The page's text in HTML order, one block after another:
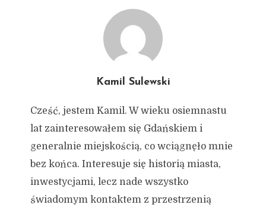
Kamil Sulewski
Cześć, jestem Kamil. W wieku osiemnastu
lat zainteresowałem się Gdańskiem i
generalnie miejskością, co wciągnęło mnie
bez końca. Interesuje się historią miasta,
inwestycjami, lecz nade wszystko
świadomym kontaktem z przestrzenią